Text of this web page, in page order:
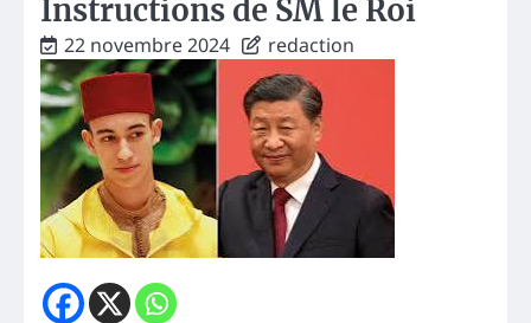
Instructions de SM le Roi
22 novembre 2024 redaction